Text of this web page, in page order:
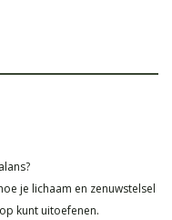
je lichaam en zenuwstelsel
kunt uitoefenen.